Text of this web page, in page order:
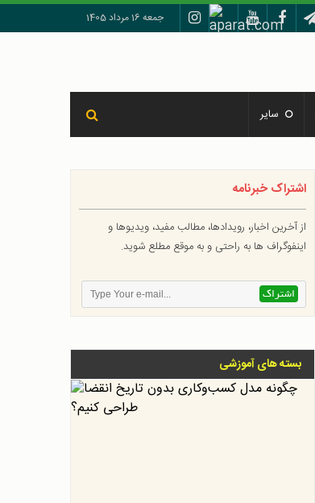
جمعه 16 مرداد 1405
سایر
اشتراک خبرنامه
از آخرین اخبار، رویدادها، مطالب مفید، ویدیوها و
اینفوگراف ها به راحتی و به موقع مطلع شوید.
بسته های آموزشی